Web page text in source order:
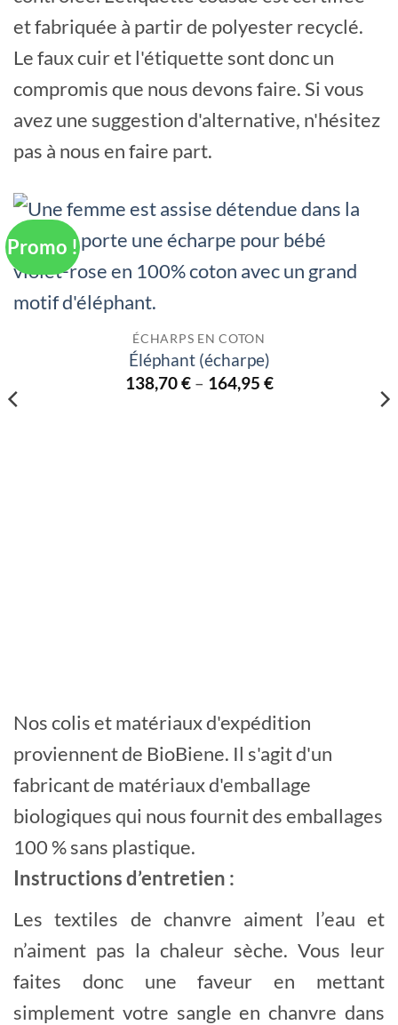
et fabriquée à partir de polyester recyclé.
Le faux cuir et l'étiquette sont donc un
compromis que nous devons faire. Si vous
avez une suggestion d'alternative, n'hésitez
pas à nous en faire part.
€
Promo !
Nos colis et matériaux d'expédition
proviennent de BioBiene. Il s'agit d'un
fabricant de matériaux d'emballage
biologiques qui nous fournit des emballages
100 % sans plastique.
Instructions d’entretien :
Les textiles de chanvre aiment l’eau et
n’aiment pas la chaleur sèche. Vous leur
faites donc une faveur en mettant
simplement votre sangle en chanvre dans